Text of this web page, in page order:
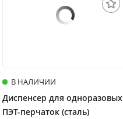
В НАЛИЧИИ
Диспенсер для одноразовых
ПЭТ-перчаток (сталь)